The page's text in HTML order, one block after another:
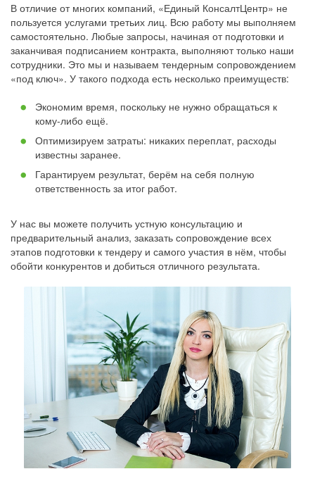
В отличие от многих компаний, «Единый КонсалтЦентр» не
пользуется услугами третьих лиц. Всю работу мы выполняем
самостоятельно. Любые запросы, начиная от подготовки и
заканчивая подписанием контракта, выполняют только наши
сотрудники. Это мы и называем тендерным сопровождением
«под ключ». У такого подхода есть несколько преимуществ:
Экономим время, поскольку не нужно обращаться к
кому-либо ещё.
Оптимизируем затраты: никаких переплат, расходы
известны заранее.
Гарантируем результат, берём на себя полную
ответственность за итог работ.
У нас вы можете получить устную консультацию и
предварительный анализ, заказать сопровождение всех
этапов подготовки к тендеру и самого участия в нём, чтобы
обойти конкурентов и добиться отличного результата.